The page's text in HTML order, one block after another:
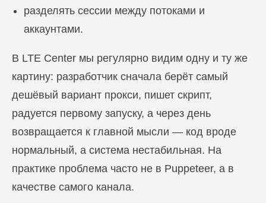
разделять сессии между потоками и
аккаунтами.
В LTE Center мы регулярно видим одну и ту же
картину: разработчик сначала берёт самый
дешёвый вариант прокси, пишет скрипт,
радуется первому запуску, а через день
возвращается к главной мысли — код вроде
нормальный, а система нестабильная. На
практике проблема часто не в Puppeteer, а в
качестве самого канала.